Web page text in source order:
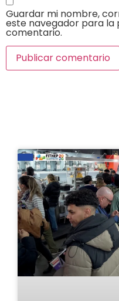
Guardar mi nombre,
este navegador para la
comentario.